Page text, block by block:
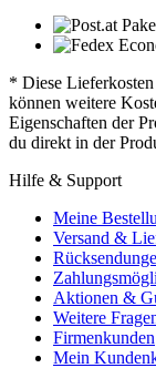
* Diese
können weitere
Eigenschaften der
du direkt in der
Hilfe & Support
Meine
Versand &
Aktionen &
Weitere
Firmenkunden
Mein